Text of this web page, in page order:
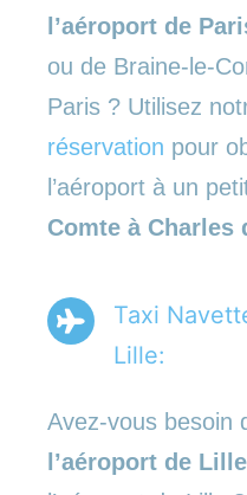
l’aéroport de
ou de Braine-le-
Paris ? Utilisez
réservation pour
l’aéroport à un
Comte à Charles
Taxi
Lille:
Avez-vous besoin
l’aéroport de